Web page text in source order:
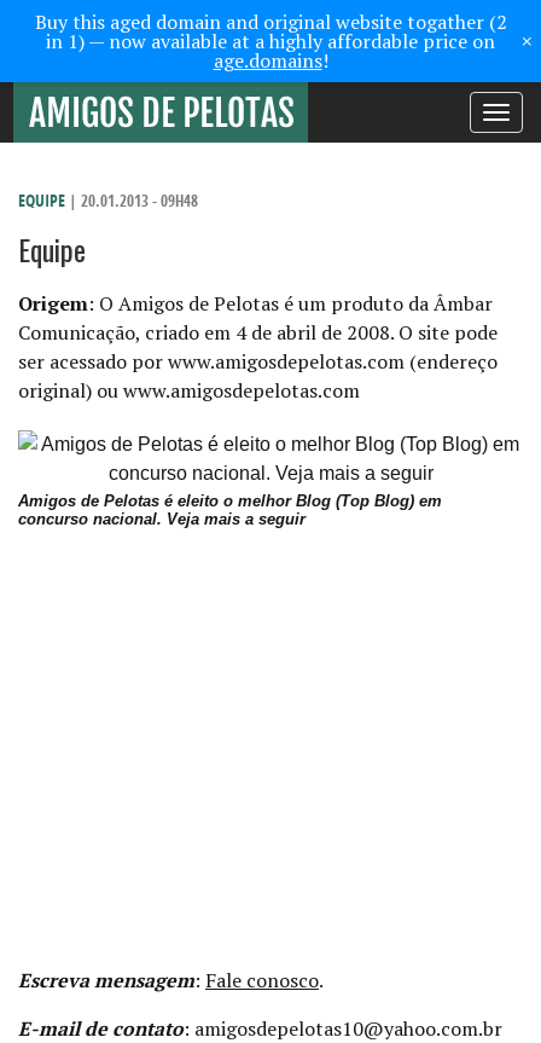
Buy this aged domain and original website togather (2
in 1) — now available at a highly affordable price on
age.domains!
×
Toggle
EQUIPE | 20.01.2013 - 09H48
Equipe
Origem: O Amigos de Pelotas é um produto da Âmbar
Comunicação, criado em 4 de abril de 2008. O site pode
ser acessado por www.amigosdepelotas.com (endereço
original) ou www.amigosdepelotas.com
Amigos de Pelotas é eleito o melhor Blog (Top Blog) em
concurso nacional. Veja mais a seguir
Colunistas:
F.
Monquelat,
Escreva mensagem: Fale conosco.
E-mail de contato: amigosdepelotas10@yahoo.com.br